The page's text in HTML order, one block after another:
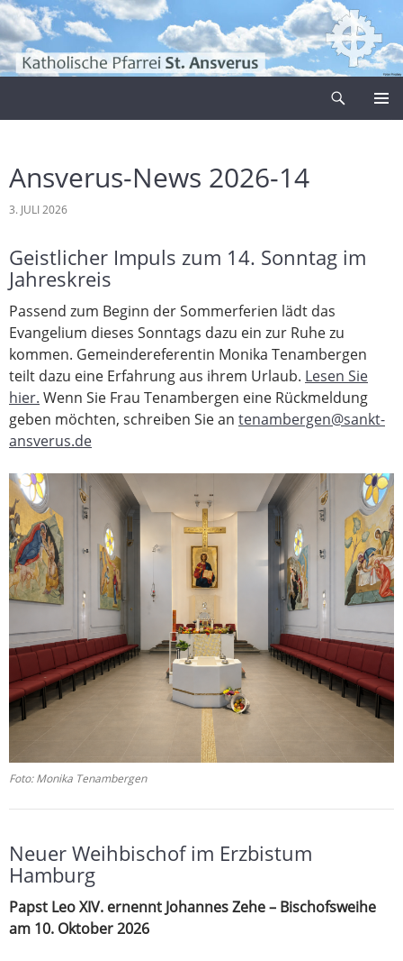
Zum
Inhalt
springen
Ansverus-News 2026-14
3. JULI 2026
Geistlicher Impuls zum 14. Sonntag im
Jahreskreis
Passend zum Beginn der Sommerferien lädt das
Evangelium dieses Sonntags dazu ein zur Ruhe zu
kommen. Gemeindereferentin Monika Tenambergen
teilt dazu eine Erfahrung aus ihrem Urlaub. Lesen Sie
hier. Wenn Sie Frau Tenambergen eine Rückmeldung
geben möchten, schreiben Sie an tenambergen@sankt-
ansverus.de
Foto: Monika Tenambergen
Neuer Weihbischof im Erzbistum
Hamburg
Papst Leo XIV. ernennt Johannes Zehe – Bischofsweihe
am 10. Oktober 2026